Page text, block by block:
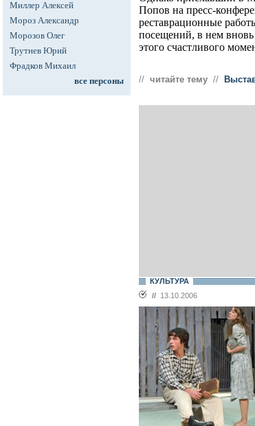
Миллер Алексей
Мороз Александр
Морозов Олег
Трутнев Юрий
Фрадков Михаил
все персоны
Попов на пресс-
реставрационные
посещений, в нем вновь
этого счастливого
// читайте тему //
КУЛЬТУРА
// 13.10.2006